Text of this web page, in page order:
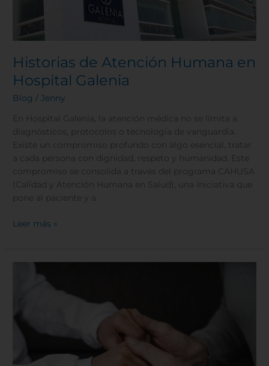
Historias de Atención Humana en
Hospital Galenia
Blog /Jenny
En Hospital Galenia, la atención médica no se limita a
diagnósticos, protocolos o tecnología de vanguardia.
Existe un compromiso profundo con algo esencial, tratar
a cada persona con dignidad, respeto y humanidad. Este
compromiso se consolida a través del programa CAHUSA
(Calidad y Atención Humana en Salud), una iniciativa que
pone al paciente y a
Leer más »